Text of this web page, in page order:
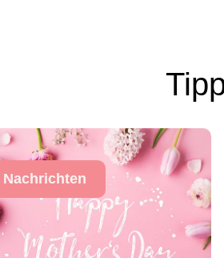
Nachrichten